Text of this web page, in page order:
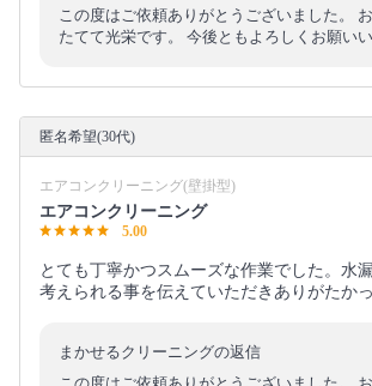
この度はご依頼ありがとうございました。
たてて光栄です。 今後ともよろしくお願いい
匿名希望(30代)
エアコンクリーニング(壁掛型)
エアコンクリーニング
5.00
とても丁寧かつスムーズな作業でした。水
考えられる事を伝えていただきありがたかっ
まかせるクリーニングの返信